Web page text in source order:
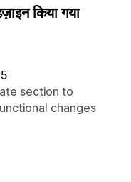
किया गया
section to
changes